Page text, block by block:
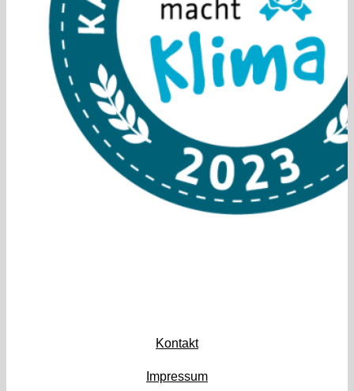
Kontakt
Impressum